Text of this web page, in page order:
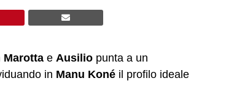
Marotta e Ausilio punta a un
in Manu Koné il profilo ideale